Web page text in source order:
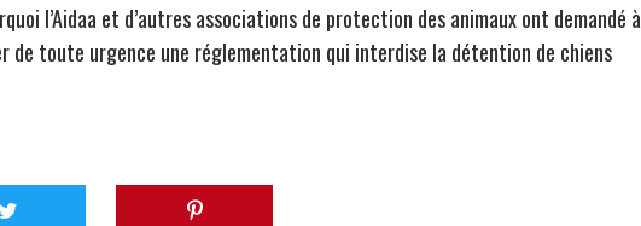
l’Aidaa et d’autres associations de protection des animaux ont demandé à
de toute urgence une réglementation qui interdise la détention de chiens